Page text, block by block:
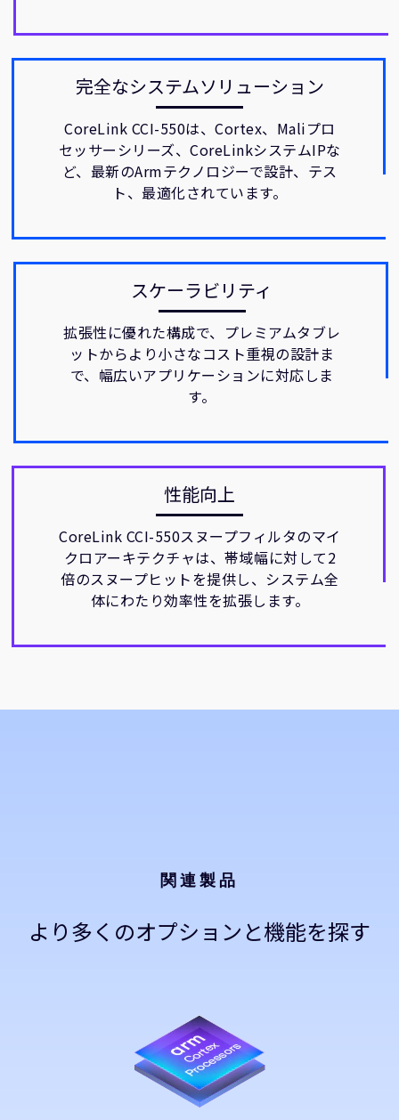
完全なシステムソリューション
CoreLink CCI-550は、Cortex、Maliプロ
セッサーシリーズ、CoreLinkシステムIPな
ど、最新のArmテクノロジーで設計、テス
ト、最適化されています。
スケーラビリティ
拡張性に優れた構成で、プレミアムタブレ
ットからより小さなコスト重視の設計ま
で、幅広いアプリケーションに対応しま
す。
性能向上
CoreLink CCI-550スヌープフィルタのマイ
クロアーキテクチャは、帯域幅に対して2
倍のスヌープヒットを提供し、システム全
体にわたり効率性を拡張します。
関連製品
より多くのオプションと機能を探す